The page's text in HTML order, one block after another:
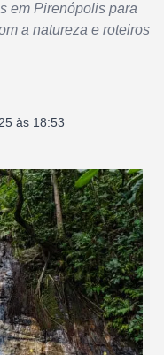
em Pirenópolis para
a natureza e roteiros
às 18:53